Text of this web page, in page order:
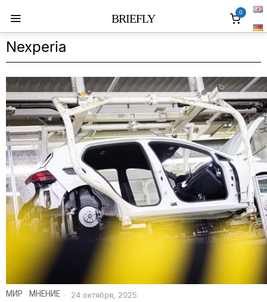
BRIEFLY 0
Nexperia
МИР · МНЕНИЕ 24 октября, 2025